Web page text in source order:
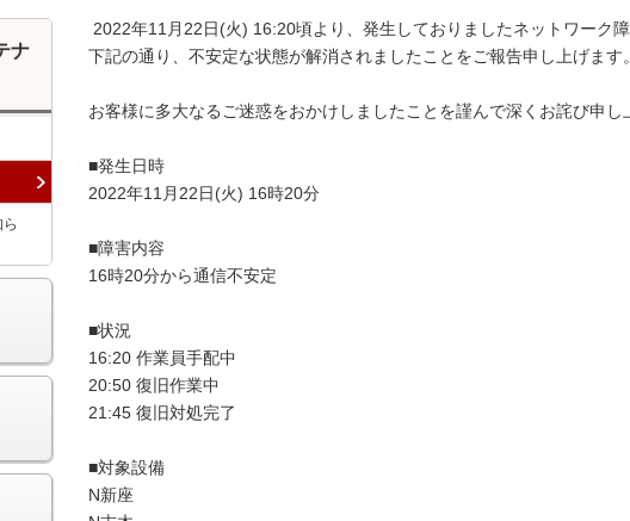
下記の通り、不安定な状態が解消されましたことをご報告申し上げます。
お客様に多大なるご迷惑をおかけしましたことを謹んで深くお詫び申し
■発生日時
2022年11月22日(火) 16時20分
■障害内容
16時20分から通信不安定
■状況
16:20 作業員手配中
20:50 復旧作業中
21:45 復旧対処完了
■対象設備
N新座
ナ